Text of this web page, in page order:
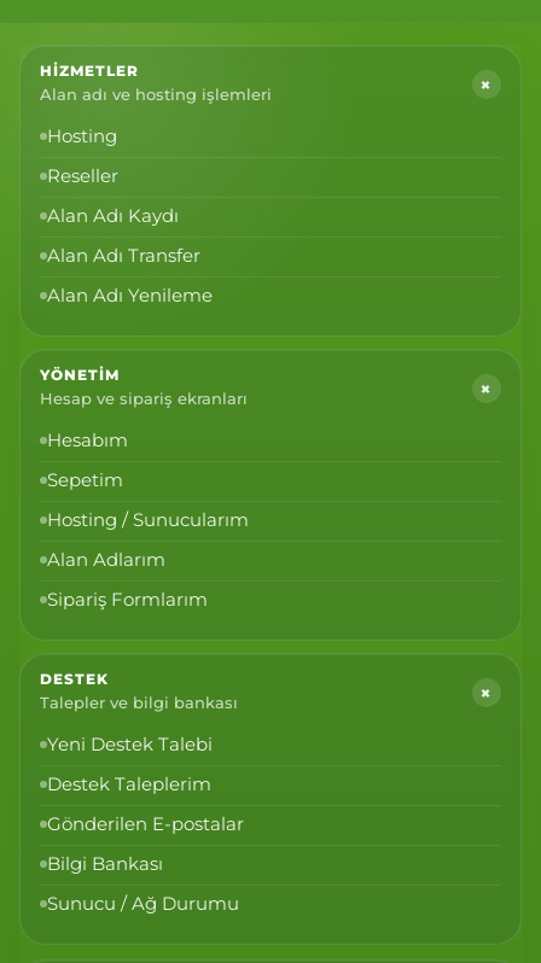
HIZMETLER
Alan adı ve hosting işlemleri
+
Hosting
Reseller
Alan Adı Kaydı
Alan Adı Transfer
Alan Adı Yenileme
YÖNETIM
Hesap ve sipariş ekranları
+
Hesabım
Sepetim
Hosting / Sunucularım
Alan Adlarım
Sipariş Formlarım
DESTEK
Talepler ve bilgi bankası
+
Yeni Destek Talebi
Destek Taleplerim
Gönderilen E-postalar
Bilgi Bankası
Sunucu / Ağ Durumu